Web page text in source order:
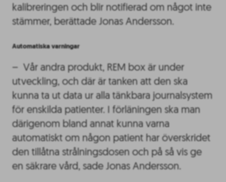
kalibreringen och blir notifierad om något inte
stämmer, berättade Jonas Andersson.
Automatiska varningar
– Vår andra produkt, REM box är under
utveckling, och där är tanken att den ska
kunna ta ut data ur alla tänkbara journalsystem
för enskilda patienter. I förläningen ska man
därigenom bland annat kunna varna
automatiskt om någon patient har överskridet
den tillåtna strålningsdosen och på så vis ge
en säkrare vård, sade Jonas Andersson.